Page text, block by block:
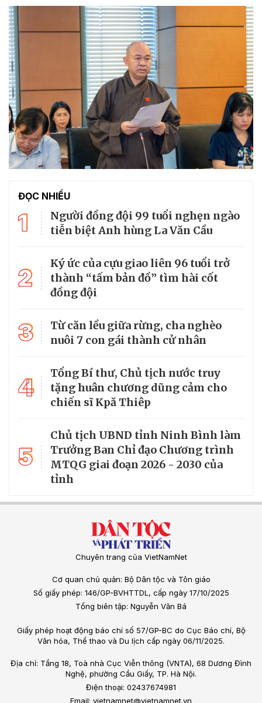
ĐỌC NHIỀU
1
Người đồng đội 99 tuổi nghẹn ngào
tiễn biệt Anh hùng La Văn Cầu
2
Ký ức của cựu giao liên 96 tuổi trở
thành “tấm bản đồ” tìm hài cốt
đồng đội
3
Từ căn lều giữa rừng, cha nghèo
nuôi 7 con gái thành cử nhân
4
Tổng Bí thư, Chủ tịch nước truy
tặng huân chương dũng cảm cho
chiến sĩ Kpă Thiêp
5
Chủ tịch UBND tỉnh Ninh Bình làm
Trưởng Ban Chỉ đạo Chương trình
MTQG giai đoạn 2026 - 2030 của
tỉnh
Chuyên trang của VietNamNet
Cơ quan chủ quản: Bộ Dân tộc và Tôn giáo
Số giấy phép: 146/GP-BVHTTDL, cấp ngày 17/10/2025
Tổng biên tập: Nguyễn Văn Bá
Giấy phép hoạt động báo chí số 57/GP-BC do Cục Báo chí, Bộ
Văn hóa, Thể thao và Du lịch cấp ngày 06/11/2025.
Địa chỉ: Tầng 18, Toà nhà Cục Viễn thông (VNTA), 68 Dương Đình
Nghệ, phường Cầu Giấy, TP. Hà Nội.
Điện thoại: 02437674981
Email: vietnamnet@vietnamnet.vn